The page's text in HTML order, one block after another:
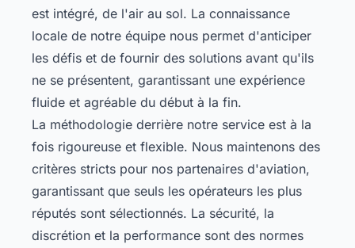
est intégré, de l'air au sol. La connaissance
locale de notre équipe nous permet d'anticiper
les défis et de fournir des solutions avant qu'ils
ne se présentent, garantissant une expérience
fluide et agréable du début à la fin.
La méthodologie derrière notre service est à la
fois rigoureuse et flexible. Nous maintenons des
critères stricts pour nos partenaires d'aviation,
garantissant que seuls les opérateurs les plus
réputés sont sélectionnés. La sécurité, la
discrétion et la performance sont des normes